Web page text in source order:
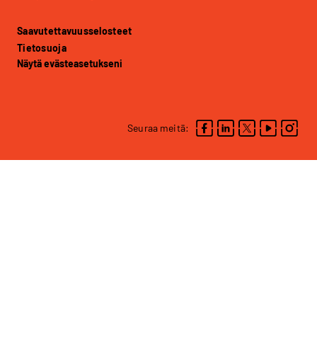
Saavutettavuusselosteet
Tietosuoja
Näytä evästeasetukseni
Seuraa meitä: